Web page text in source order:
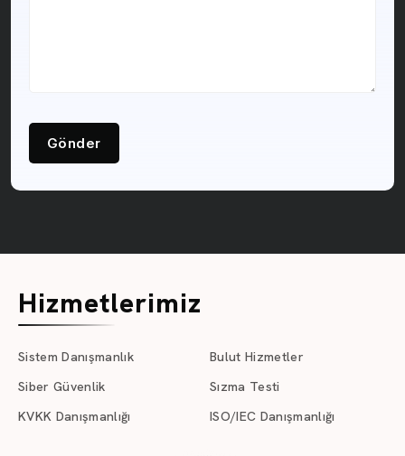
Gönder
Hizmetlerimiz
Sistem Danışmanlık
Siber Güvenlik
KVKK Danışmanlığı
Bulut Hizmetler
Sızma Testi
ISO/IEC Danışmanlığı